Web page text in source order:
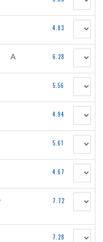
4.83
6.28
5.56
4.94
5.61
4.67
7.72
7.28